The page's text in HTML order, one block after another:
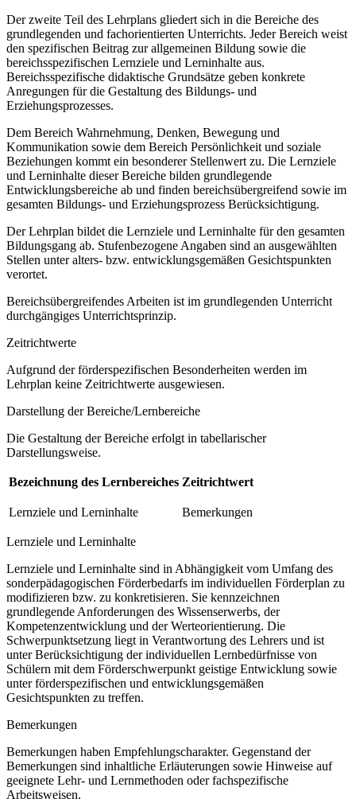
Der zweite Teil des Lehrplans gliedert sich in die Bereiche des
grundlegenden und fachorientierten Unterrichts. Jeder Bereich weist
den spezifischen Beitrag zur allgemeinen Bildung sowie die
bereichsspezifischen Lernziele und Lerninhalte aus.
Bereichsspezifische didaktische Grundsätze geben konkrete
Anregungen für die Gestaltung des Bildungs- und
Erziehungsprozesses.
Dem Bereich Wahrnehmung, Denken, Bewegung und
Kommunikation sowie dem Bereich Persönlichkeit und soziale
Beziehungen kommt ein besonderer Stellenwert zu. Die Lernziele
und Lerninhalte dieser Bereiche bilden grundlegende
Entwicklungsbereiche ab und finden bereichsübergreifend sowie im
gesamten Bildungs- und Erziehungsprozess Berücksichtigung.
Der Lehrplan bildet die Lernziele und Lerninhalte für den gesamten
Bildungsgang ab. Stufenbezogene Angaben sind an ausgewählten
Stellen unter alters- bzw. entwicklungsgemäßen Gesichtspunkten
verortet.
Bereichsübergreifendes Arbeiten ist im grundlegenden Unterricht
durchgängiges Unterrichtsprinzip.
Zeitrichtwerte
Aufgrund der förderspezifischen Besonderheiten werden im
Lehrplan keine Zeitrichtwerte ausgewiesen.
Darstellung der Bereiche/Lernbereiche
Die Gestaltung der Bereiche erfolgt in tabellarischer
Darstellungsweise.
Bezeichnung des Lernbereiches Zeitrichtwert
Lernziele und Lerninhalte Bemerkungen
Lernziele und Lerninhalte
Lernziele und Lerninhalte sind in Abhängigkeit vom Umfang des
sonderpädagogischen Förderbedarfs im individuellen Förderplan zu
modifizieren bzw. zu konkretisieren. Sie kennzeichnen
grundlegende Anforderungen des Wissenserwerbs, der
Kompetenzentwicklung und der Werteorientierung. Die
Schwerpunktsetzung liegt in Verantwortung des Lehrers und ist
unter Berücksichtigung der individuellen Lernbedürfnisse von
Schülern mit dem Förderschwerpunkt geistige Entwicklung sowie
unter förderspezifischen und entwicklungsgemäßen
Gesichtspunkten zu treffen.
Bemerkungen
Bemerkungen haben Empfehlungscharakter. Gegenstand der
Bemerkungen sind inhaltliche Erläuterungen sowie Hinweise auf
geeignete Lehr- und Lernmethoden oder fachspezifische
Arbeitsweisen.